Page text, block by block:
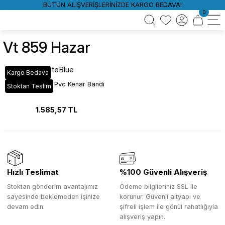
BÜTÜN ALIŞVERİŞLERİNİZDE KARGO BEDAVA!
0
Vt 859 Hazar
Kargo Bedava
Stoktan Teslim
WhiteBlue
VT_859 Hazar Pvc Kenar Bandı
1.585,57 TL
Hızlı Teslimat
Stoktan gönderim avantajımız
sayesinde beklemeden işinize
devam edin.
%100 Güvenli Alışveriş
Ödeme bilgileriniz SSL ile
korunur. Güvenli altyapı ve
şifreli işlem ile gönül rahatlığıyla
alışveriş yapın.